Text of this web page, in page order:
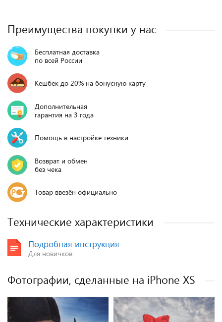
Преимущества покупки у нас
Бесплатная доставка
по всей России
Кешбек до 20% на бонусную карту
Дополнительная
гарантия на 3 года
Помощь в настройке техники
Возврат и обмен
без чека
Товар ввезён официально
Технические характеристики
Подробная инструкция
Для новичков
Фотографии, сделанные на iPhone XS